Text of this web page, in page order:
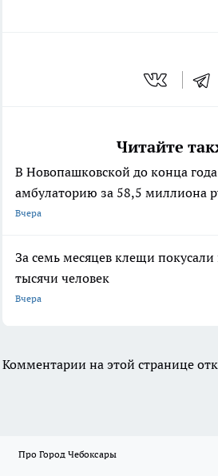
Читайте
В Новопашковской до конца
амбулаторию за 58,5 миллиона
Вчера
За семь месяцев клещи
тысячи человек
Вчера
Комментарии на этой странице
Про Город Чебоксары